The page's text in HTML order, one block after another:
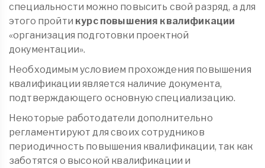
специальности можно повысить свой разряд, а для
этого пройти курс повышения квалификации
«организация подготовки проектной
документации».
Необходимым условием прохождения повышения
квалификации является наличие документа,
подтверждающего основную специализацию.
Некоторые работодатели дополнительно
регламентируют для своих сотрудников
периодичность повышения квалификации, так как
заботятся о высокой квалификации и